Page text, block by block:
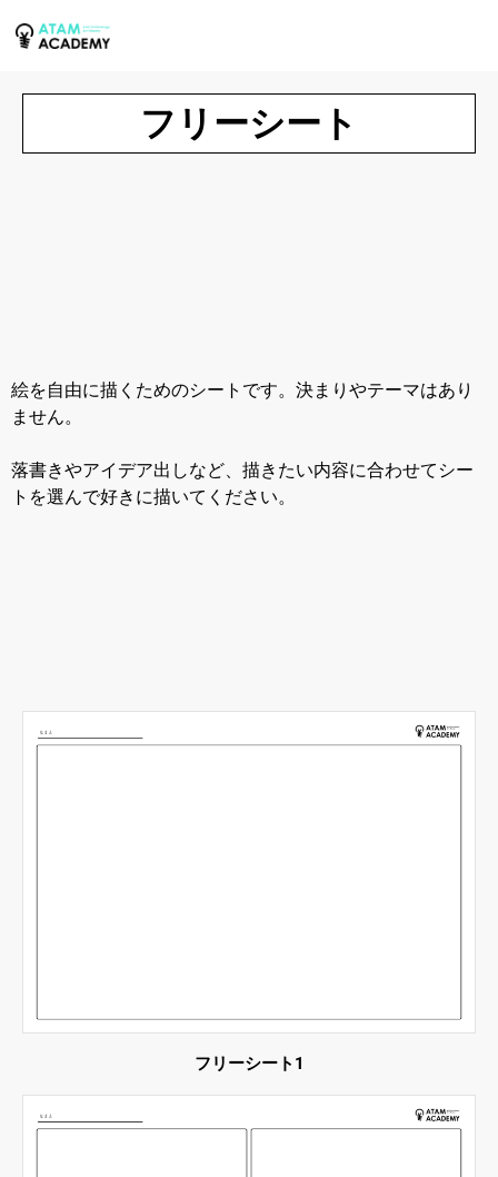
フリーシート
絵を自由に描くためのシートです。決まりやテーマはあり
ません。
落書きやアイデア出しなど、描きたい内容に合わせてシー
トを選んで好きに描いてください。
フリーシート1